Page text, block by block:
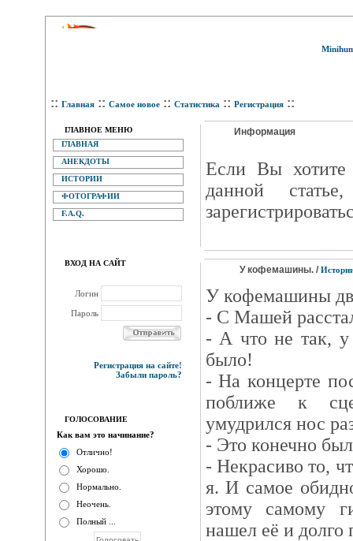
:: Главная :: Самое новое :: Статистика :: Регистрация ::
ГЛАВНОЕ МЕНЮ
ГЛАВНАЯ
АНЕКДОТЫ
ИСТОРИИ
ФОТОГРАФИИ
F.A.Q.
ВХОД НА САЙТ
Логин
Пароль
Регистрация на сайте!
Забыли пароль?
ГОЛОСОВАНИЕ
Как вам это начинание?
Отлично!
Хорошо.
Нормально.
Неочень.
Полный ...
Информация
Eсли Вы хотите
данной
У кофемашины. /
У кофемашины
- С Машей
- А что не так,
было!
- На концерте
поближе к
умудрился нос
- Это конечно
- Некрасиво то,
я. И самое
этому самому
нашел её и долго